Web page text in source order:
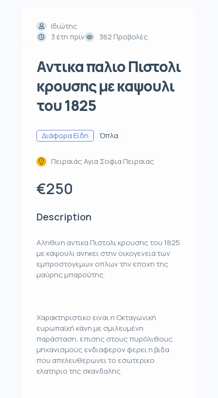
Ιδιώτης
3 έτη πρίν
362 Προβολές
Αντικα παλιο Πιστολι
κρουσης με καψουλι
του 1825
Διάφορα Είδη Όπλα
Πειραιάς Αγια Σοφια Πειραιας
€250
Description
Αληθινη αντικα Πιστολι κρουσης του 1825
με καψουλι ανηκει στην οικογενεια των
εμπροστογεμων οπλων την εποχη της
μαύρης μπαρούτης.
Χαρακτηριστικο ειναι η Οκταγωνική
ευρωπαϊκή κάνη με σμιλευμένη
παράσταση, επισης στους πυρόλιθους
μηχανισμούς ενδιαφερον φερει η βιδα
που απελευθερωνει το εσωτερικο
ελατηριο της σκανδαλης.